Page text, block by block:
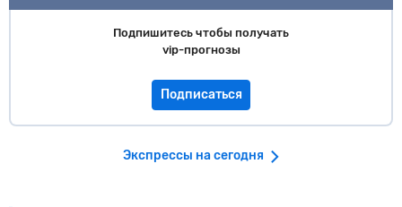
Подпишитесь чтобы получать
vip-прогнозы
Подписаться
Экспрессы на сегодня